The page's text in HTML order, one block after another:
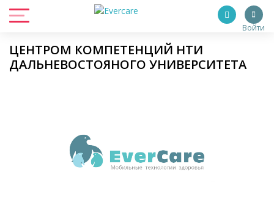
Войти
ЦЕНТРОМ КОМПЕТЕНЦИЙ НТИ
ДАЛЬНЕВОСТОЯНОГО УНИВЕРСИТЕТА